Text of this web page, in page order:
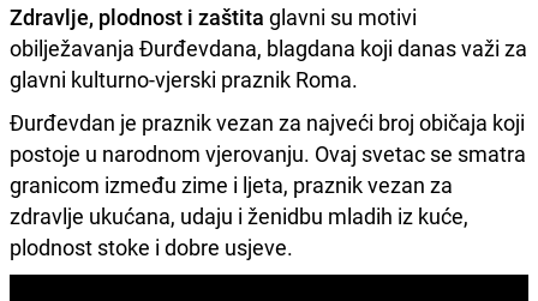
Zdravlje, plodnost i zaštita glavni su motivi
obilježavanja Đurđevdana, blagdana koji danas važi za
glavni kulturno-vjerski praznik Roma.
Đurđevdan je praznik vezan za najveći broj običaja koji
postoje u narodnom vjerovanju. Ovaj svetac se smatra
granicom između zime i ljeta, praznik vezan za
zdravlje ukućana, udaju i ženidbu mladih iz kuće,
plodnost stoke i dobre usjeve.